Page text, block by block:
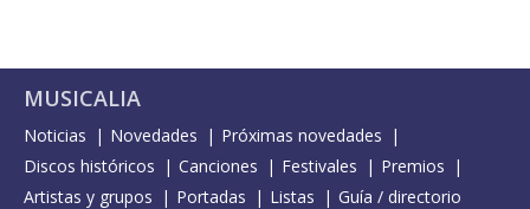
MUSICALIA
Noticias Novedades
Próximas novedades
Discos históricos
Canciones Festivales
Premios
Artistas y grupos
Portadas Listas Guía / directorio